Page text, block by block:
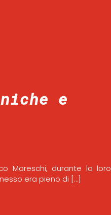
e
Moreschi, durante la loro
era pieno di […]